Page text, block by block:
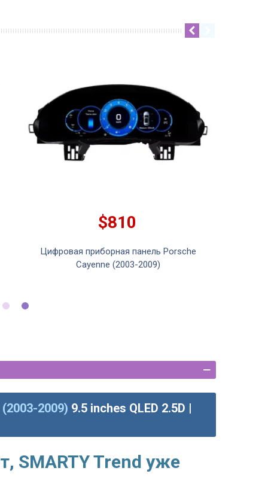
$810
Цифровая приборная панель Porsche
Cayenne (2003-2009)
2009) 9.5 inches QLED 2.5D |
SMARTY Trend уже